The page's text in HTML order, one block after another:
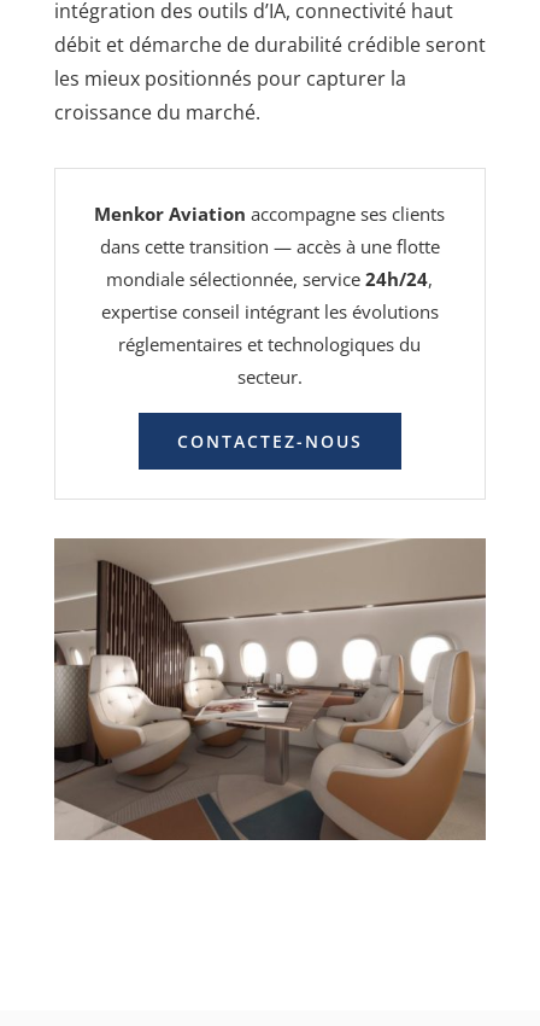
intégration des outils d’IA, connectivité haut
débit et démarche de durabilité crédible seront
les mieux positionnés pour capturer la
croissance du marché.
Menkor Aviation accompagne ses clients
dans cette transition — accès à une flotte
mondiale sélectionnée, service24h/24,
expertise conseil intégrant les évolutions
réglementaires et technologiques du
secteur.
CONTACTEZ-NOUS